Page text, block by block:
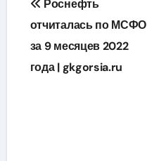
по
записям
Роснефть
отчиталась по МСФО
за 9 месяцев 2022
года | gkgorsia.ru